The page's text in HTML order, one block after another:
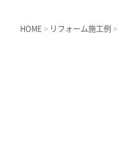
HOME > リフォーム施工例 >